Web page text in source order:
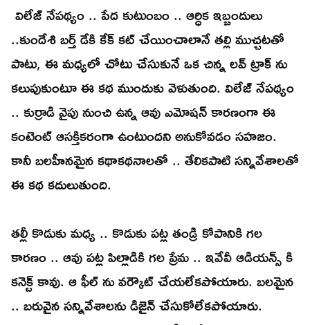
విలేజ్ నేపథ్యం .. పేద కుటుంబం .. ఆర్ధిక ఇబ్బందులు
..కుందేశి బర్త్ డేకి కేక్ కట్ చేయించాలానే తల్లి ముచ్చటతో
పాటు, ఈ మధ్యలో చోటు చేసుకునే ఒక చిన్న లవ్ ట్రాక్ ను
కలుపుకుంటూ ఈ కథ ముందుకు వెళుతుంది. విలేజ్ నేపథ్యం
.. కుర్రాడి వైపు నుంచి ఉన్న ఆవు ఎమోషన్ కారణంగా ఈ
కంటెంట్ ఆసక్తికరంగా ఉంటుందని అనుకోవడం సహజం.
కానీ బలహీనమైన కథాకథనాలతో .. తేలికపాటి సన్నివేశాలతో
ఈ కథ కదులుతుంది.
తల్లీ కొడుకు మధ్య .. కొడుకు పట్ల తండ్రి కోపానికి గల
కారణం .. ఆవు పట్ల పిల్లాడికి గల ప్రేమ .. ఇవేవీ ఆడియన్స్ కి
కనెక్ట్ కావు. ఆ ఫీల్ ను వర్కౌట్ చేయలేకపోయారు. బలమైన
.. బరువైన సన్నివేశాలను డిజైన్ చేసుకోలేకపోయారు.